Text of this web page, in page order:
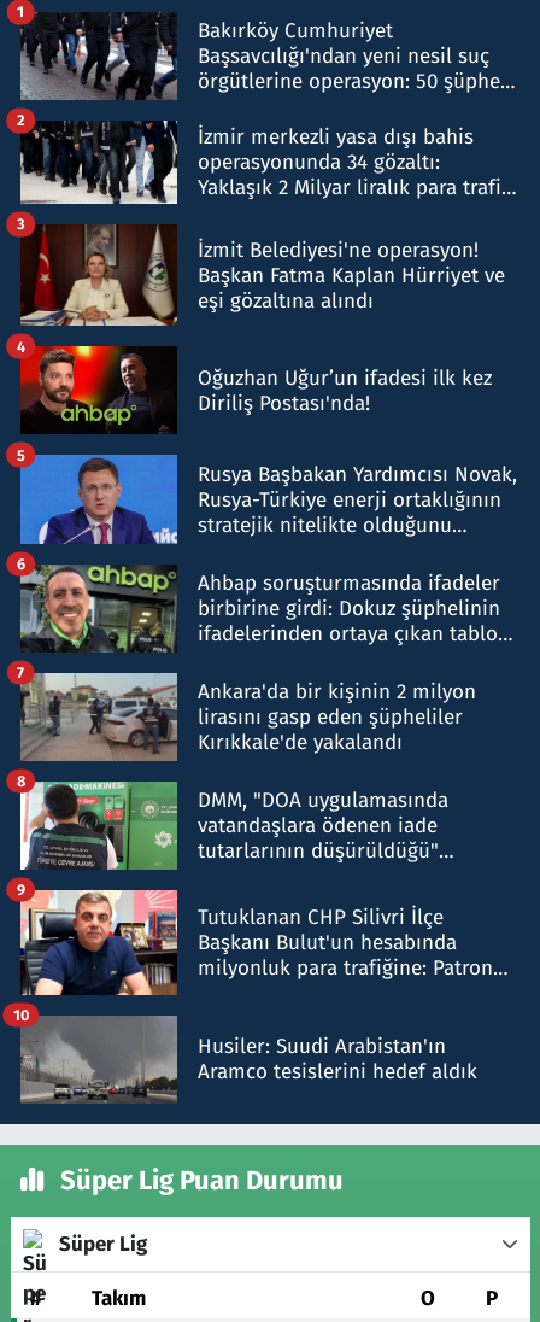
Bakırköy Cumhuriyet
Başsavcılığı'ndan yeni nesil suç
örgütlerine operasyon: 50 şüpheli
1
İzmir merkezli yasa dışı bahis
operasyonunda 34 gözaltı:
Yaklaşık 2 Milyar liralık para trafiği
2
İzmit Belediyesi'ne operasyon!
Başkan Fatma Kaplan Hürriyet ve
eşi gözaltına alındı
3
Oğuzhan Uğur’un ifadesi ilk kez
Diriliş Postası'nda!
4
Rusya Başbakan Yardımcısı Novak,
Rusya-Türkiye enerji ortaklığının
stratejik nitelikte olduğunu
5
Ahbap soruşturmasında ifadeler
birbirine girdi: Dokuz şüphelinin
ifadelerinden ortaya çıkan tablo
6
Ankara'da bir kişinin 2 milyon
lirasını gasp eden şüpheliler
Kırıkkale'de yakalandı
7
DMM, "DOA uygulamasında
vatandaşlara ödenen iade
tutarlarının düşürüldüğü"
8
Tutuklanan CHP Silivri İlçe
Başkanı Bulut'un hesabında
milyonluk para trafiğine: Patron
9
Husiler: Suudi Arabistan'ın
Aramco tesislerini hedef aldık
10
Süper Lig Puan Durumu
Süper Lig
# Takım O P